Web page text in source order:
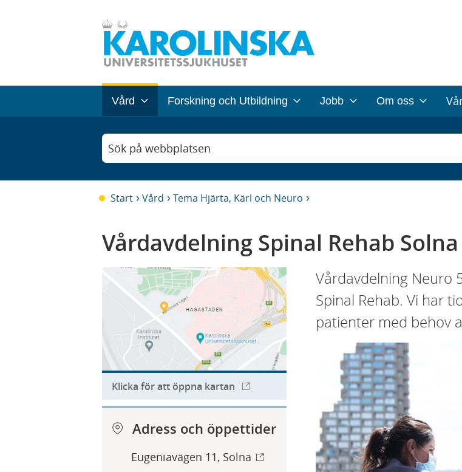
Vård Forskning och Utbildning Jobb Om oss
Sök på webbplatsen
Start Vård Tema Hjärta, Kärl och Neuro
Vårdavdelning Spinal Rehab Solna
Klicka för att öppna kartan
Adress och öppettider
Eugeniavägen 11, Solna
Vårdavdelning Neuro
Spinal Rehab. Vi har
patienter med behov